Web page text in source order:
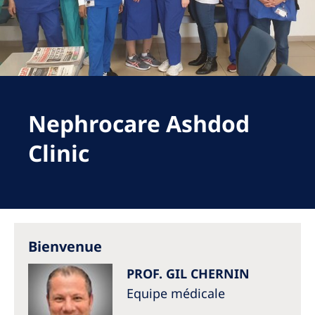
Romania
Russia
Serbia
Slovenia
Spain
Asia Pacific
Asia Pacific
Nephrocare Ashdod
Clinic
Bienvenue
PROF. GIL CHERNIN
Equipe médicale